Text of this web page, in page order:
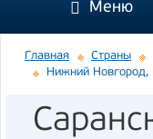
Меню
Главная Страны
Нижний Новгород,